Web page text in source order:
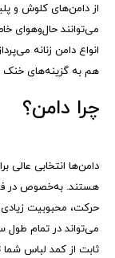
از دامن‌های کلوش و
می‌توانند حال‌وهوای
انواع دامن زنانه
هم به گزینه‌های خنک
چرا دامن؟
دامن‌ها انتخابی عالی
هستند. به‌خصوص در
حرکت، محبوبیت زیادی
می‌تواند در تمام
ثابت از کمد لباس شما